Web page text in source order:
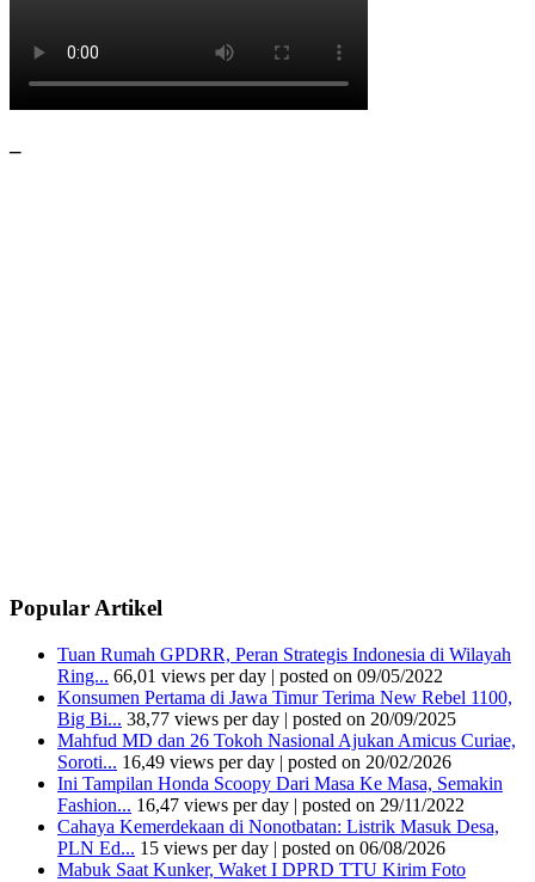
–
Popular Artikel
Tuan Rumah GPDRR, Peran Strategis Indonesia di Wilayah
Ring... 66,01 views per day | posted on 09/05/2022
Konsumen Pertama di Jawa Timur Terima New Rebel 1100,
Big Bi... 38,77 views per day | posted on 20/09/2025
Mahfud MD dan 26 Tokoh Nasional Ajukan Amicus Curiae,
Soroti... 16,49 views per day | posted on 20/02/2026
Ini Tampilan Honda Scoopy Dari Masa Ke Masa, Semakin
Fashion... 16,47 views per day | posted on 29/11/2022
Cahaya Kemerdekaan di Nonotbatan: Listrik Masuk Desa,
PLN Ed... 15 views per day | posted on 06/08/2026
Mabuk Saat Kunker, Waket I DPRD TTU Kirim Foto